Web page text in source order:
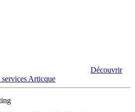
Découvrir
services Articque